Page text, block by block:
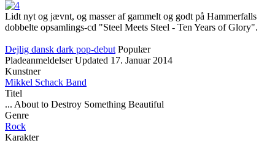
Lidt nyt og jævnt, og masser af gammelt og godt på Hammerfalls
dobbelte opsamlings-cd "Steel Meets Steel - Ten Years of Glory".
Dejlig dansk dark pop-debut Populær
Pladeanmeldelser Updated 17. Januar 2014
Kunstner
Mikkel Schack Band
Titel
... About to Destroy Something Beautiful
Genre
Rock
Karakter